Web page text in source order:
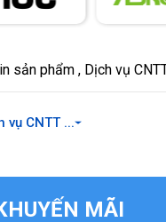
sản phẩm , Dịch vụ
vụ CNTT ...
MÃI